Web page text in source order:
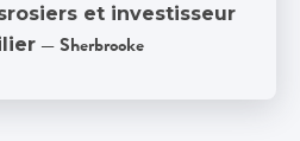
et investisseur
— Sherbrooke